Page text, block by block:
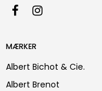
MÆRKER
Albert Bichot & Cie.
Albert Brenot